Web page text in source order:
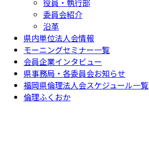
委員会紹介
沿革
県内単位法人会情報
モーニングセミナー一覧
会員企業インタビュー
県事務局・各委員会お知らせ
福岡県倫理法人会スケジュール一覧
倫理ふくおか